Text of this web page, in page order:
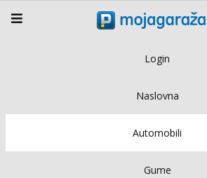
Login
Naslovna
Automobili
Gume